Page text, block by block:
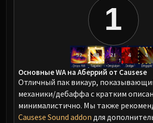
1
Основные WA на Аберрий от Causese
Отличный пак викаур,
механики/дебаффа с кратким
минималистично. Мы также
Causese Sound addon для